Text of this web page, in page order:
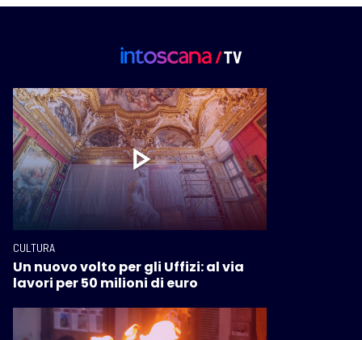
CULTURA
Un nuovo volto per gli Uffizi: al via
lavori per 50 milioni di euro